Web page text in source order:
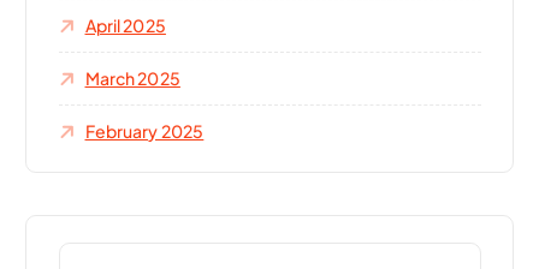
April 2025
March 2025
February 2025